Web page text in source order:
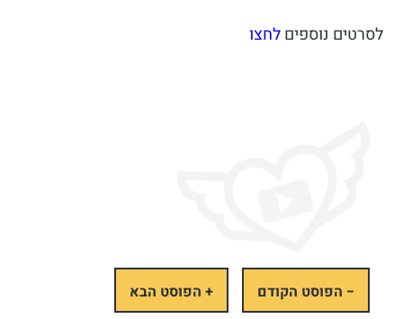
לסרטים נוספיםלחצו
− הפוסט הקודם + הפוסט הבא